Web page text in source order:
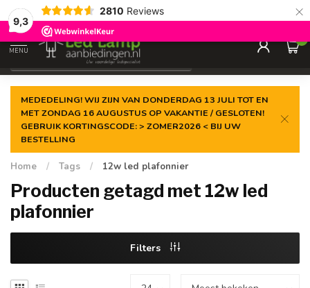
9,3
2810 Reviews ×
Gegarandeerde delaagste prijs
MENU
0
MEDEDELING! WIJ ZIJN VAN DONDERDAG 13 JULI TOT EN
MET ZONDAG 16 AUGUSTUS OP VAKANTIE / GESLOTEN!
GEBRUIK KORTINGSCODE: > ZOMER2026 < BIJ UW
BESTELLING
Home / Tags / 12w led plafonnier
Producten getagd met 12w led
plafonnier
Filters